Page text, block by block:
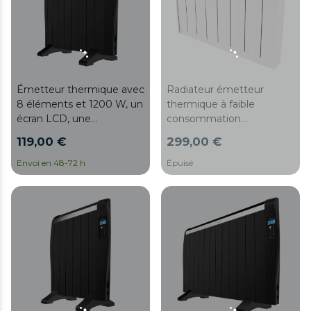
Émetteur thermique avec
8 éléments et 1200 W, un
écran LCD, une
une minuterie
programmable, un
sélecteur de température,
et un système de
sécurité.
119,00 €
Envoi en 48-72 h
Radiateur émetteur
thermique à faible
consommation
Thermal Ceramic
Connected. 8 éléments,
2000 W, aluminium
4 modes, minuterie, IPX4,
28 m² de surface
couverte
299,00 €
Épuisé